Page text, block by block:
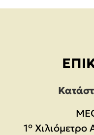
1°